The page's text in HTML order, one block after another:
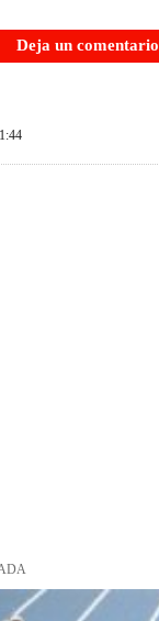
Deja un comentario